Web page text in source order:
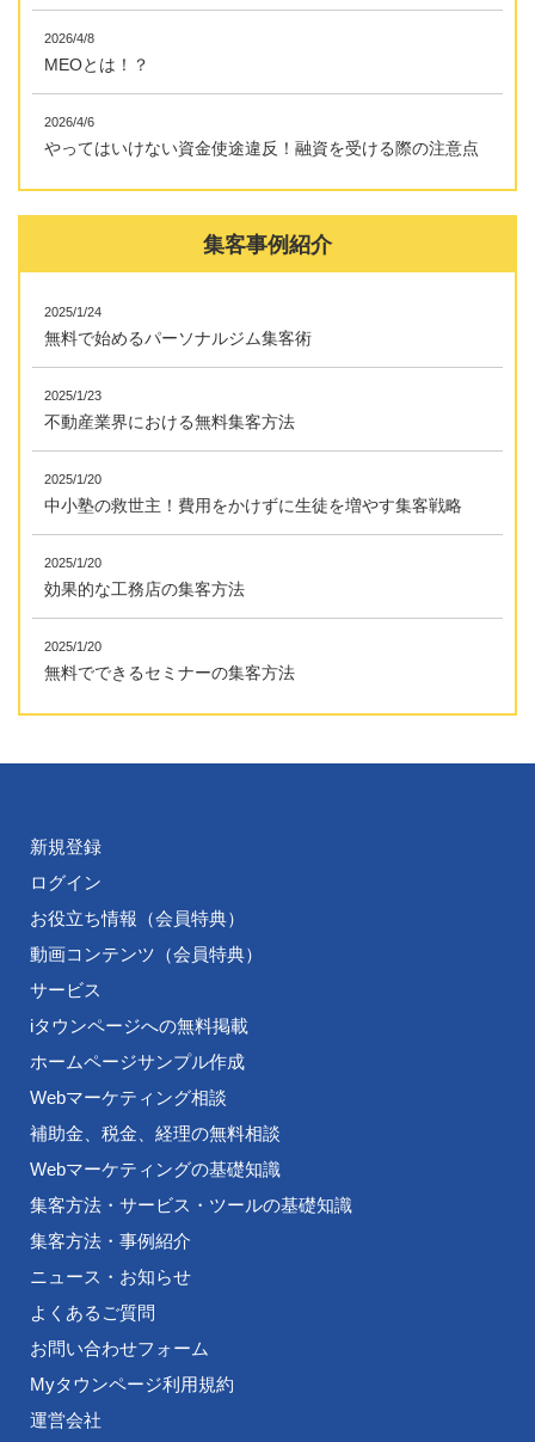
2026/4/8
MEOとは！？
2026/4/6
やってはいけない資金使途違反！融資を受ける際の注意点
集客事例紹介
2025/1/24
無料で始めるパーソナルジム集客術
2025/1/23
不動産業界における無料集客方法
2025/1/20
中小塾の救世主！費用をかけずに生徒を増やす集客戦略
2025/1/20
効果的な工務店の集客方法
2025/1/20
無料でできるセミナーの集客方法
新規登録
ログイン
お役立ち情報（会員特典）
動画コンテンツ（会員特典）
サービス
iタウンページへの無料掲載
ホームページサンプル作成
Webマーケティング相談
補助金、税金、経理の無料相談
Webマーケティングの基礎知識
集客方法・サービス・ツールの基礎知識
集客方法・事例紹介
ニュース・お知らせ
よくあるご質問
お問い合わせフォーム
Myタウンページ利用規約
運営会社